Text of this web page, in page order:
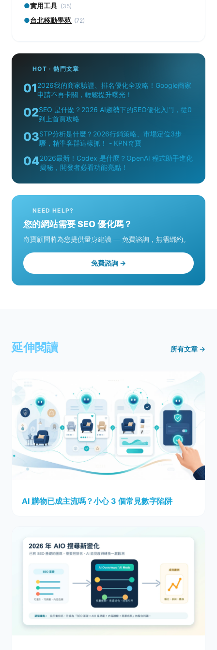
●實用工具 (35)
●台北移動學苑 (72)
HOT · 熱門文章
012026我的商家驗證、排名優化全攻略！Google商家
申請不再卡關，輕鬆提升曝光！
02SEO 是什麼？2026 AI趨勢下的SEO優化入門，從0
到上首頁攻略
03STP分析是什麼？2026行銷策略、市場定位3步
驟，精準客群這樣抓！ - KPN奇寶
042026最新！Codex 是什麼？OpenAI 程式助手進化
揭秘，開發者必看功能亮點！
NEED HELP?
您的網站需要 SEO 優化嗎？
奇寶顧問將為您提供量身建議 — 免費諮詢，無需綁約。
免費諮詢 →
延伸閱讀 所有文章 →
AI 購物已成主流嗎？小心 3 個常見數字陷阱